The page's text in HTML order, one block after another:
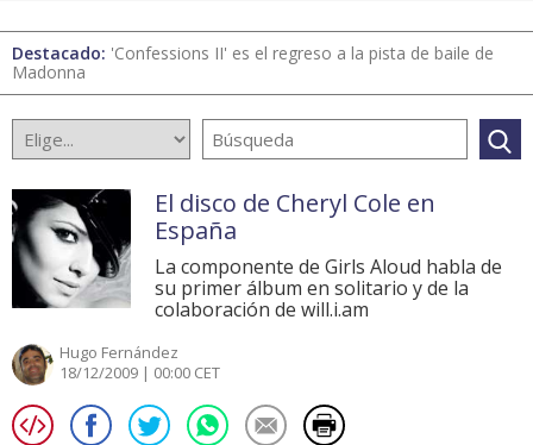
Destacado: 'Confessions II' es el regreso a la pista de baile de
Madonna
El disco de Cheryl Cole en
España
La componente de Girls Aloud habla de
su primer álbum en solitario y de la
colaboración de will.i.am
Hugo Fernández
18/12/2009 | 00:00 CET